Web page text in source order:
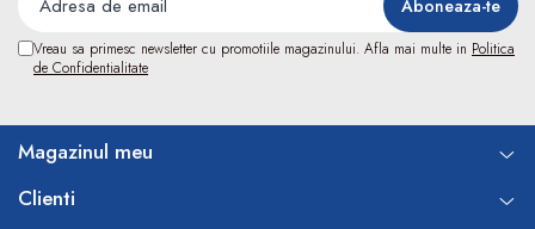
Osteodensitometre
Tensiometre
Oftalmoscoape
Otoscoape
Vreau sa primesc newsletter cu promotiile magazinului. Afla mai multe in Politica
de Confidentialitate
Magazinul meu
Clienti